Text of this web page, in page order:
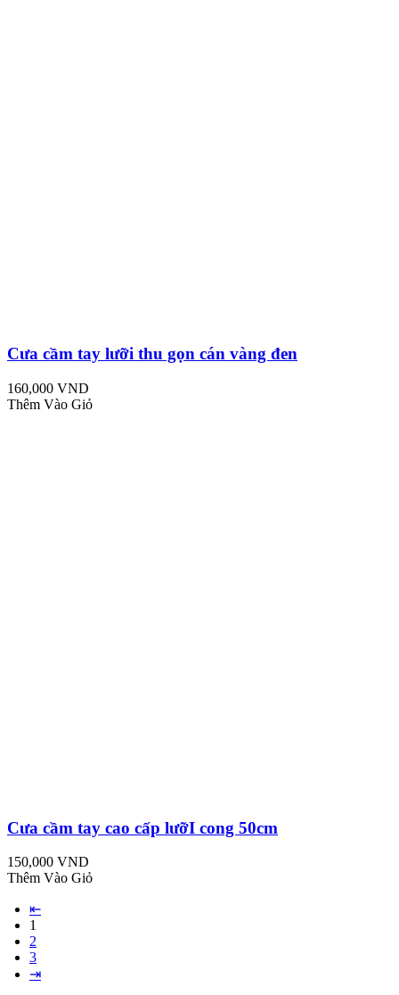
Cưa cầm tay lưỡi thu gọn cán vàng đen
160,000 VND
Thêm Vào Giỏ
Cưa cầm tay cao cấp lưỡI cong 50cm
150,000 VND
Thêm Vào Giỏ
⇤
1
2
3
⇥